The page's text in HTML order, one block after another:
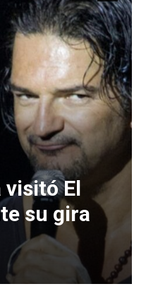
visitó El
su gira